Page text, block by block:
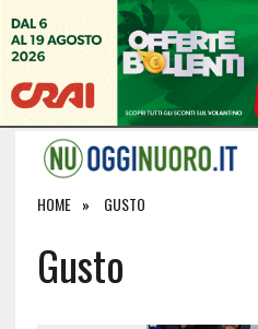
HOME GUSTO
Gusto